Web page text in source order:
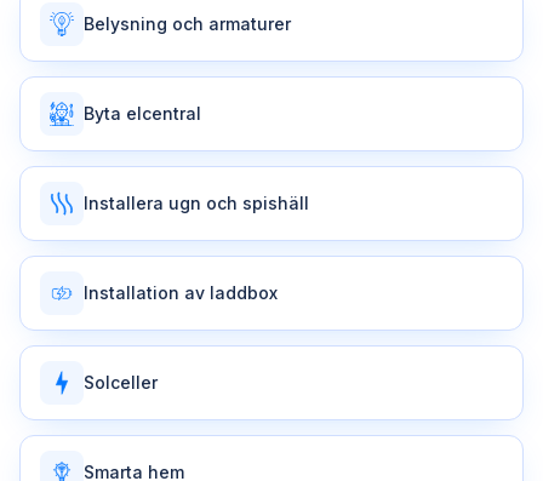
Belysning och armaturer
Byta elcentral
Installera ugn och spishäll
Installation av laddbox
Solceller
Smarta hem